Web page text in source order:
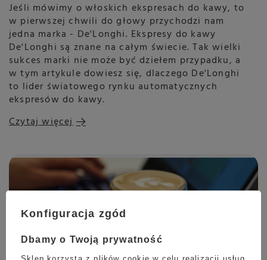
Jeśli mówimy o włoskich ekspresach do kawy, to
w pierwszej chwili do głowy przychodzi nam
jedna marka - De'Longhi. Ekspresy do kawy
De'Longhi są znane na całym świecie. Tak wielki
sukces marki nie może być dziełem przypadku, a
w tym artykule dowiesz się, dlaczego De'Longhi
to lider światowego rynku automatycznych
ekspresów do kawy.
Czytaj więcej
Konfiguracja zgód
Dbamy o Twoją prywatność